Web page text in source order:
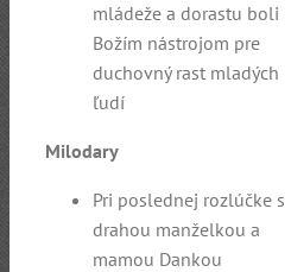
mládeže a dorastu boli
Božím nástrojom pre
duchovný rast mladých
ľudí
Milodary
Pri poslednej rozlúčke s
drahou manželkou a
mamou Dankou